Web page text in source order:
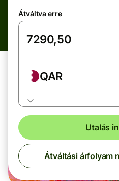
Átváltva erre
QAR
Utalás
Átváltási árfolyam